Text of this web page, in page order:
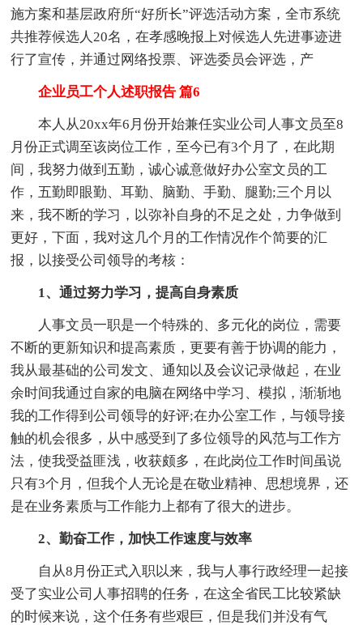
施方案和基层政府所“好所长”评选活动方案，全市系统
共推荐候选人20名，在孝感晚报上对候选人先进事迹进
行了宣传，并通过网络投票、评选委员会评选，产
企业员工个人述职报告 篇6
本人从20xx年6月份开始兼任实业公司人事文员至8
月份正式调至该岗位工作，至今已有3个月了，在此期
间，我努力做到五勤，诚心诚意做好办公室文员的工
作，五勤即眼勤、耳勤、脑勤、手勤、腿勤;三个月以
来，我不断的学习，以弥补自身的不足之处，力争做到
更好，下面，我对这几个月的工作情况作个简要的汇
报，以接受公司领导的考核：
1、通过努力学习，提高自身素质
人事文员一职是一个特殊的、多元化的岗位，需要
不断的更新知识和提高素质，更要有善于协调的能力，
我从最基础的公司发文、通知以及会议记录做起，在业
余时间我通过自家的电脑在网络中学习、模拟，渐渐地
我的工作得到公司领导的好评;在办公室工作，与领导接
触的机会很多，从中感受到了多位领导的风范与工作方
法，使我受益匪浅，收获颇多，在此岗位工作时间虽说
只有3个月，但我个人无论是在敬业精神、思想境界，还
是在业务素质与工作能力上都有了很大的进步。
2、勤奋工作，加快工作速度与效率
自从8月份正式入职以来，我与人事行政经理一起接
受了实业公司人事招聘的任务，在这全省民工比较紧缺
的时候来说，这个任务有些艰巨，但是我们并没有气